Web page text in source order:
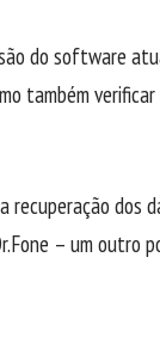
do software
também
recuperação dos
– um outro